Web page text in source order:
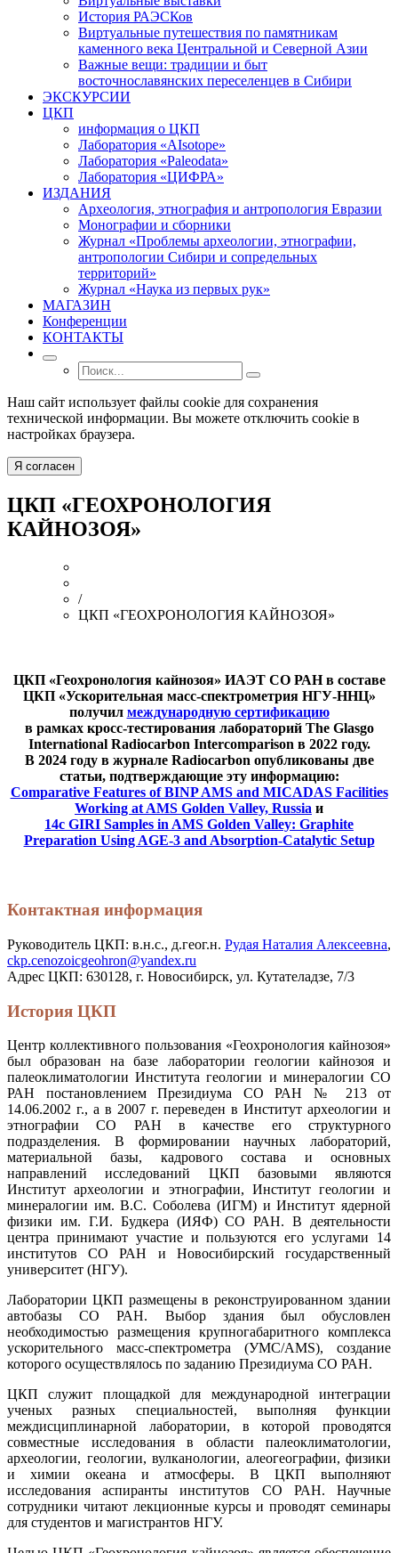
История РАЭСКов
Виртуальные путешествия по памятникам
каменного века Центральной и Северной Азии
Важные вещи: традиции и быт
восточнославянских переселенцев в Сибири
ЭКСКУРСИИ
ЦКП
информация о ЦКП
Лаборатория «AIsotope»
Лаборатория «Paleodata»
Лаборатория «ЦИФРА»
ИЗДАНИЯ
Археология, этнография и антропология Евразии
Монографии и сборники
Журнал «Проблемы археологии, этнографии,
антропологии Сибири и сопредельных
территорий»
Журнал «Наука из первых рук»
МАГАЗИН
Конференции
КОНТАКТЫ
Наш сайт использует файлы cookie для сохранения
технической информации. Вы можете отключить cookie в
настройках браузера.
Я согласен
ЦКП «ГЕОХРОНОЛОГИЯ
КАЙНОЗОЯ»
/
ЦКП «ГЕОХРОНОЛОГИЯ КАЙНОЗОЯ»
ЦКП «Геохронология кайнозоя» ИАЭТ СО РАН в составе
ЦКП «Ускорительная масс-спектрометрия НГУ-ННЦ»
получил международную сертификацию
в рамках кросс-тестирования лабораторий The Glasgo
International Radiocarbon Intercomparison в 2022 году.
В 2024 году в журнале Radiocarbon опубликованы две
статьи, подтверждающие эту информацию:
Comparative Features of BINP AMS and MICADAS Facilities
Working at AMS Golden Valley, Russia и
14c GIRI Samples in AMS Golden Valley: Graphite
Preparation Using AGE-3 and Absorption-Catalytic Setup
Контактная информация
Руководитель ЦКП: в.н.с., д.геог.н. Рудая Наталия Алексеевна,
ckp.cenozoicgeohron@yandex.ru
Адрес ЦКП: 630128, г. Новосибирск, ул. Кутателадзе, 7/3
История ЦКП
Центр коллективного пользования «Геохронология кайнозоя»
был образован на базе лаборатории геологии кайнозоя и
палеоклиматологии Института геологии и минералогии СО
РАН постановлением Президиума СО РАН № 213 от
14.06.2002 г., а в 2007 г. переведен в Институт археологии и
этнографии СО РАН в качестве его структурного
подразделения. В формировании научных лабораторий,
материальной базы, кадрового состава и основных
направлений исследований ЦКП базовыми являются
Институт археологии и этнографии, Институт геологии и
минералогии им. В.С. Соболева (ИГМ) и Институт ядерной
физики им. Г.И. Будкера (ИЯФ) СО РАН. В деятельности
центра принимают участие и пользуются его услугами 14
институтов СО РАН и Новосибирский государственный
университет (НГУ).
Лаборатории ЦКП размещены в реконструированном здании
автобазы СО РАН. Выбор здания был обусловлен
необходимостью размещения крупногабаритного комплекса
ускорительного масс-спектрометра (УМС/AMS), создание
которого осуществлялось по заданию Президиума СО РАН.
ЦКП служит площадкой для международной интеграции
ученых разных специальностей, выполняя функции
междисциплинарной лаборатории, в которой проводятся
совместные исследования в области палеоклиматологии,
археологии, геологии, вулканологии, алеогеографии, физики
и химии океана и атмосферы. В ЦКП выполняют
исследования аспиранты институтов СО РАН. Научные
сотрудники читают лекционные курсы и проводят семинары
для студентов и магистрантов НГУ.